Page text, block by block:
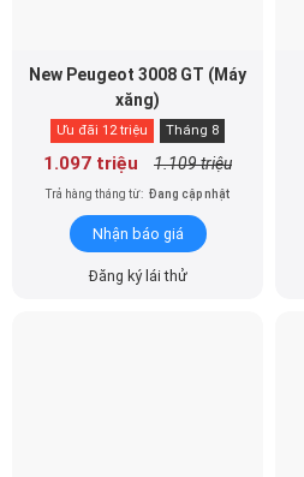
New Peugeot 3008 GT (Máy
xăng)
Ưu đãi 12 triệu Tháng 8
1.097 triệu 1.109 triệu
Trả hàng tháng từ: Đang cập nhật
Nhận báo giá
Đăng ký lái thử